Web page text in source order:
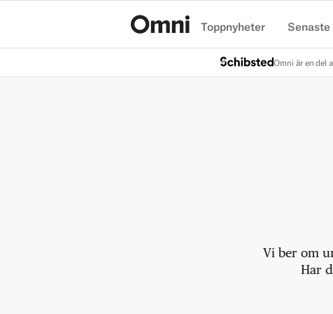
Toppnyheter
Omni är en del
Vi ber om
Har